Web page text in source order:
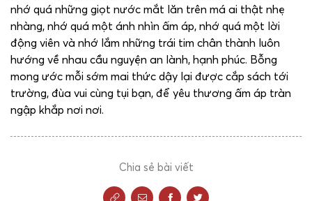
nhớ quá những giọt nước mắt lăn trên má ai thật nhẹ
nhàng, nhớ quá một ánh nhìn ấm áp, nhớ quá một lời
động viên và nhớ lắm những trái tim chân thành luôn
hướng về nhau cầu nguyện an lành, hạnh phúc. Bỗng
mong ước mỗi sớm mai thức dậy lại được cắp sách tới
trường, đùa vui cùng tụi bạn, để yêu thương ấm áp tràn
ngập khắp nơi nơi.
Chia sẻ bài viết